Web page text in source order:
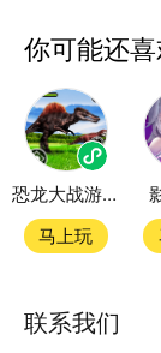
应用宝为腾讯
度精品小游戏
全民一起消
官方授权，在
游戏
第一步：点击
你可能还喜
恐龙大战游戏
马上玩
联系我们